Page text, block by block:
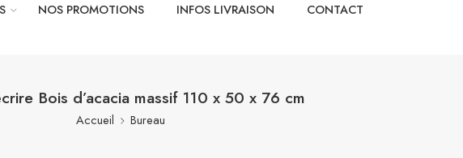
NOS PROMOTIONS INFOS LIVRAISON CONTACT
Bois d’acacia massif 110 x 50 x 76 cm
Accueil Bureau